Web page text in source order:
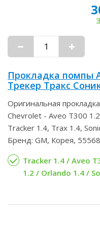
Прокладка помпы
Трекер Тракс
Оригинальная
Chevrolet - Aveo T300
Tracker 1.4, Trax 1.4,
Бренд: GM, Корея,
Tracker 1.4 / Aveo
1.2 / Orlando 1.4 /